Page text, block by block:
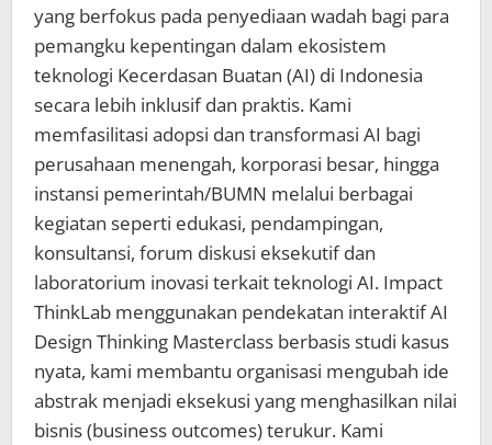
yang berfokus pada penyediaan wadah bagi para
pemangku kepentingan dalam ekosistem
teknologi Kecerdasan Buatan (AI) di Indonesia
secara lebih inklusif dan praktis. Kami
memfasilitasi adopsi dan transformasi AI bagi
perusahaan menengah, korporasi besar, hingga
instansi pemerintah/BUMN melalui berbagai
kegiatan seperti edukasi, pendampingan,
konsultansi, forum diskusi eksekutif dan
laboratorium inovasi terkait teknologi AI. Impact
ThinkLab menggunakan pendekatan interaktif AI
Design Thinking Masterclass berbasis studi kasus
nyata, kami membantu organisasi mengubah ide
abstrak menjadi eksekusi yang menghasilkan nilai
bisnis (business outcomes) terukur. Kami